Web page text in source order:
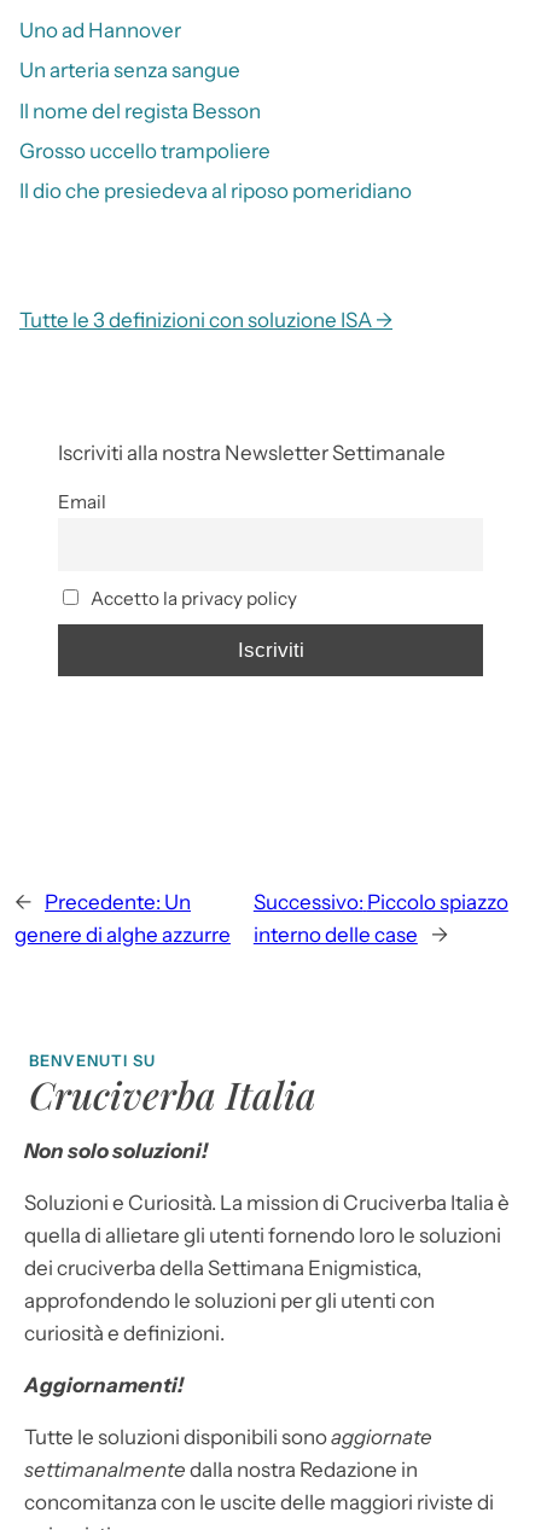
Uno ad Hannover
Un arteria senza sangue
Il nome del regista Besson
Grosso uccello trampoliere
Il dio che presiedeva al riposo pomeridiano
Tutte le 3 definizioni con soluzione ISA →
Iscriviti alla nostra Newsletter Settimanale
Email
Accetto la privacy policy
← Precedente: Un
genere di alghe azzurre
Successivo: Piccolo spiazzo
interno delle case
→
BENVENUTI SU
Cruciverba Italia
Non solo soluzioni!
Soluzioni e Curiosità. La mission di Cruciverba Italia è
quella di allietare gli utenti fornendo loro le soluzioni
dei cruciverba della Settimana Enigmistica,
approfondendo le soluzioni per gli utenti con
curiosità e definizioni.
Aggiornamenti!
Tutte le soluzioni disponibili sonoaggiornate
settimanalmente dalla nostra Redazione in
concomitanza con le uscite delle maggiori riviste di